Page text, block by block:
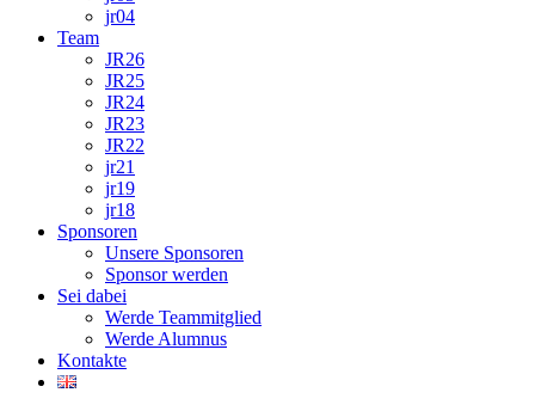
jr04
Team
JR26
JR25
JR24
JR23
JR22
jr21
jr19
jr18
Sponsoren
Unsere Sponsoren
Sponsor werden
Sei dabei
Werde Teammitglied
Werde Alumnus
Kontakte